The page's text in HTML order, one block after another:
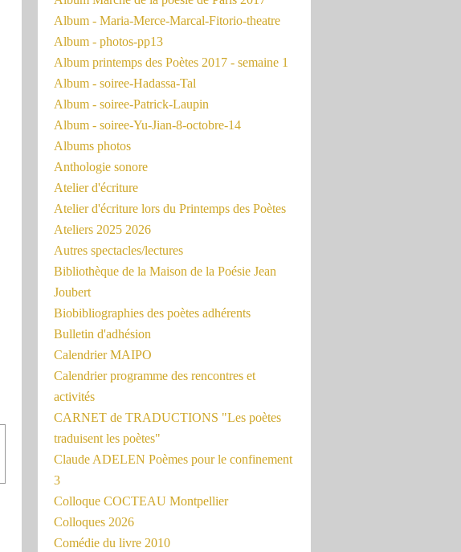
Album - Maria-Merce-Marcal-Fitorio-theatre
Album - photos-pp13
Album printemps des Poètes 2017 - semaine 1
Album - soiree-Hadassa-Tal
Album - soiree-Patrick-Laupin
Album - soiree-Yu-Jian-8-octobre-14
Albums photos
Anthologie sonore
Atelier d'écriture
Atelier d'écriture lors du Printemps des Poètes
Ateliers 2025 2026
Autres spectacles/lectures
Bibliothèque de la Maison de la Poésie Jean
Joubert
Biobibliographies des poètes adhérents
Bulletin d'adhésion
Calendrier MAIPO
Calendrier programme des rencontres et
activités
CARNET de TRADUCTIONS "Les poètes
traduisent les poètes"
Claude ADELEN Poèmes pour le confinement
3
Colloque COCTEAU Montpellier
Colloques 2026
Comédie du livre 2010